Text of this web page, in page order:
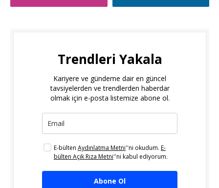
Trendleri Yakala
Kariyere ve gündeme dair en güncel
tavsiyelerden ve trendlerden haberdar
olmak için e-posta listemize abone ol.
E-bülten Aydınlatma Metni''ni okudum. E-
bülten Açık Rıza Metni''ni kabul ediyorum.
Abone Ol